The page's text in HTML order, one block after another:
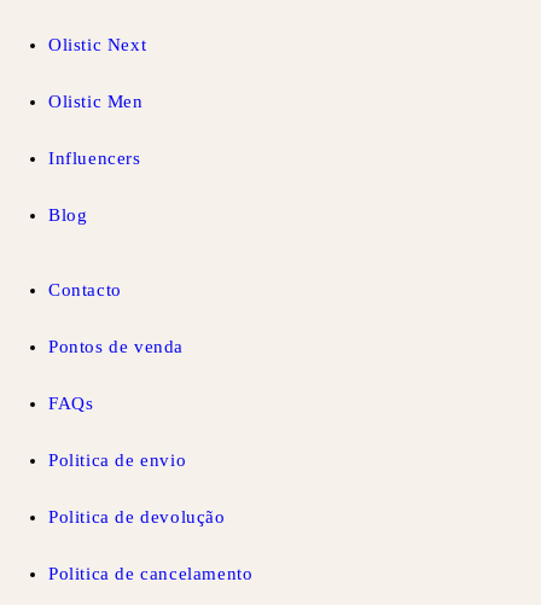
Olistic Next
Olistic Men
Influencers
Blog
Contacto
Pontos de venda
FAQs
Politica de envio
Politica de devolução
Politica de cancelamento